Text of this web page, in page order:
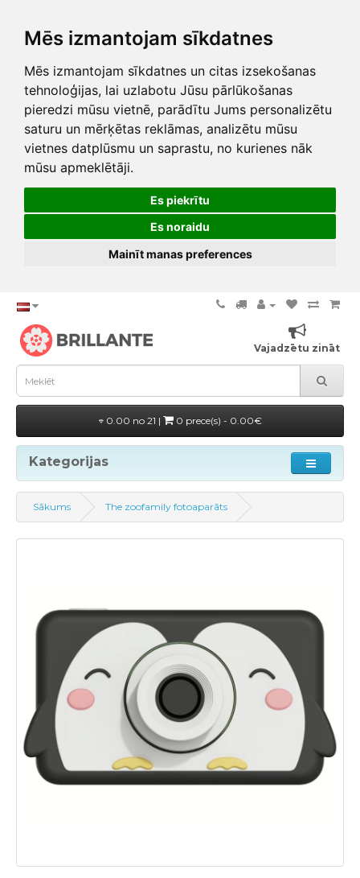
Mēs izmantojam sīkdatnes
Mēs izmantojam sīkdatnes un citas izsekošanas
tehnoloģijas, lai uzlabotu Jūsu pārlūkošanas
pieredzi mūsu vietnē, parādītu Jums personalizētu
saturu un mērķētas reklāmas, analizētu mūsu
vietnes datplūsmu un saprastu, no kurienes nāk
mūsu apmeklētāji.
Es piekrītu
Es noraidu
Mainīt manas preferences
Vajadzētu zināt
0.00 no 21 | 0 prece(s) - 0.00€
Kategorijas
Sākums The zoofamily fotoaparāts